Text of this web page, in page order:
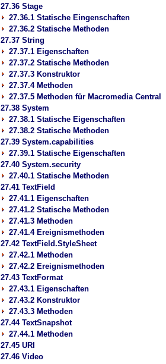
27.36 Stage
27.36.1 Statische Eingenschaften
27.36.2 Statische Methoden
27.37 String
27.37.1 Eigenschaften
27.37.2 Statische Methoden
27.37.3 Konstruktor
27.37.4 Methoden
27.37.5 Methoden für Macromedia Central
27.38 System
27.38.1 Statische Eigenschaften
27.38.2 Statische Methoden
27.39 System.capabilities
27.39.1 Statische Eigenschaften
27.40 System.security
27.40.1 Statische Methoden
27.41 TextField
27.41.1 Eigenschaften
27.41.2 Statische Methoden
27.41.3 Methoden
27.41.4 Ereignismethoden
27.42 TextField.StyleSheet
27.42.1 Methoden
27.42.2 Ereignismethoden
27.43 TextFormat
27.43.1 Eigenschaften
27.43.2 Konstruktor
27.43.3 Methoden
27.44 TextSnapshot
27.44.1 Methoden
27.45 URI
27.46 Video